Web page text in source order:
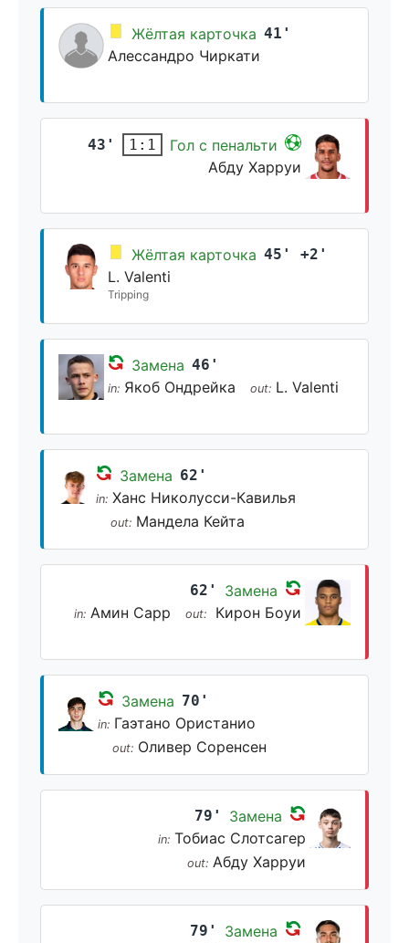
Жёлтая карточка 41'
Алессандро Чиркати
43' 1:1
Гол с пенальти
Абду Харруи
Жёлтая карточка 45' +2'
L. Valenti
Tripping
Замена 46'
in: Якоб Ондрейка out: L. Valenti
Замена 62'
in: Ханс Николусси-Кавилья
out: Мандела Кейта
62' Замена
in: Амин Сарр out: Кирон Боуи
Замена 70'
in: Гаэтано Ористанио
out: Оливер Соренсен
79' Замена
in: Тобиас Слотсагер
out: Абду Харруи
79' Замена